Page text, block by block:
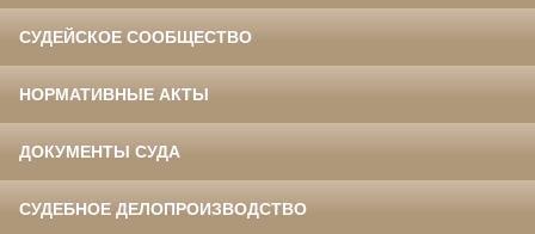
СУДЕЙСКОЕ СООБЩЕСТВО
НОРМАТИВНЫЕ АКТЫ
ДОКУМЕНТЫ СУДА
СУДЕБНОЕ ДЕЛОПРОИЗВОДСТВО